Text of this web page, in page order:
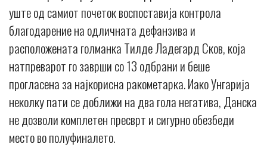
уште од самиот почеток воспоставија контрола
благодарение на одличната дефанзива и
расположената голманка Тилде Ладегард Сков, која
натпреварот го заврши со 13 одбрани и беше
прогласена за најкорисна ракометарка. Иако Унгарија
неколку пати се доближи на два гола негатива, Данска
не дозволи комплетен пресврт и сигурно обезбеди
место во полуфиналето.